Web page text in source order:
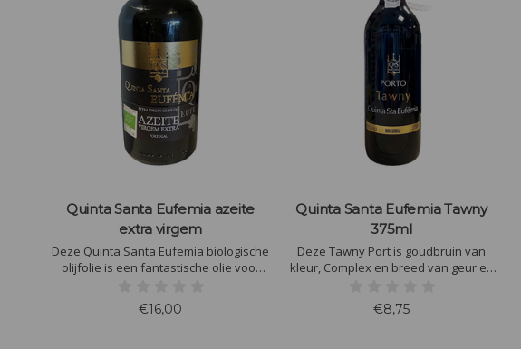
Quinta Santa Eufemia azeite
extra virgem
Deze Quinta Santa Eufemia biologische
olijfolie is een fantastische olie voor
lekker je broodje in te dopen. (NIET OM
IN TE BAKKEN)
€16,00
Quinta Santa Eufemia Tawny
375ml
Deze Tawny Port is goudbruin van
kleur, Complex en breed van geur en
rode bessen en pruimen. Deze Port
verkopen wij ook onder het label Santa
€8,75